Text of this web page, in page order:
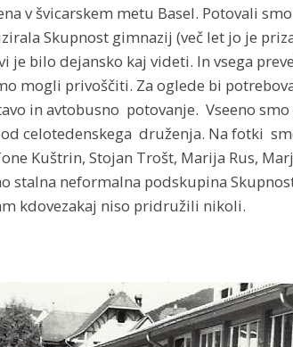
v švicarskem metu Basel. Potovali
Skupnost gimnazij (več let jo je
je bilo dejansko kaj videti. In vsega
mogli privoščiti. Za oglede bi
in avtobusno potovanje. Vseeno
celotedenskega druženja. Na fotki
Kuštrin, Stojan Trošt, Marija Rus,
stalna neformalna podskupina
kdovezakaj niso pridružili nikoli.